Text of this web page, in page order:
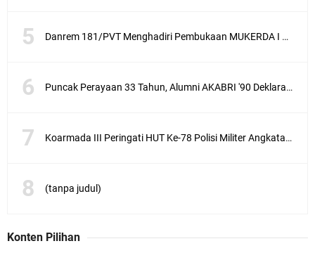
Danrem 181/PVT Menghadiri Pembukaan MUKERDA I Majelis Daerah GPdI Provinsi PBD
Puncak Perayaan 33 Tahun, Alumni AKABRI '90 Deklarasikan Pemilu Damai Serentak Tahun 2024
Koarmada III Peringati HUT Ke-78 Polisi Militer Angkatan Laut
(tanpa judul)
Konten Pilihan